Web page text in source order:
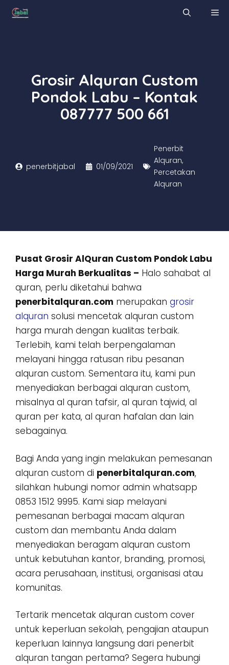
Skip
Grosir Alquran Custom
Pondok Labu – Kontak
087777 500 661
penerbitjabal 01/09/2021
Penerbit
Alquran,
Percetakan
Alquran
Pusat Grosir AlQuran Custom Pondok Labu
Harga Murah Berkualitas – Halo sahabat al
quran, perlu diketahui bahwa
penerbitalquran.com merupakan grosir
alquran solusi mencetak alquran custom
harga murah dengan kualitas terbaik.
Terlebih, kami telah berpengalaman
melayani hingga ratusan ribu pesanan
alquran custom. Sementara itu, kami pun
menyediakan berbagai alquran custom,
misalnya al quran tafsir, al quran tajwid, al
quran per kata, al quran hafalan dan lain
sebagainya.
Bagi Anda yang ingin melakukan pemesanan
alquran custom di penerbitalquran.com,
silahkan hubungi nomor admin whatsapp
0853 1512 9995. Kami siap melayani
pemesanan berbagai macam alquran
custom dan membantu Anda dalam
menyediakan beragam alquran custom
untuk kebutuhan kantor, branding, promosi,
acara perusahaan, institusi, organisasi atau
komunitas.
Tertarik mencetak alquran custom cover
untuk keperluan sekolah, pengajian ataupun
keperluan lainnya langsung dari penerbit
alquran tangan pertama? Segera hubungi